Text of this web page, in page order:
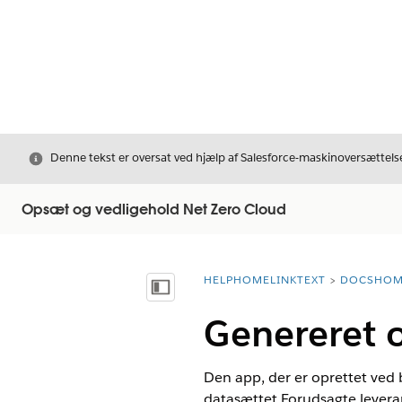
LukDenne tekst er oversat ved hjælp af Salesforce-
Opsæt og vedligehold Net Zero Cloud
Vis indholdsfortegnelse
breadcrumbDescription
HELPHOMELINKTEXT
Genereret
Den app, der er oprettet